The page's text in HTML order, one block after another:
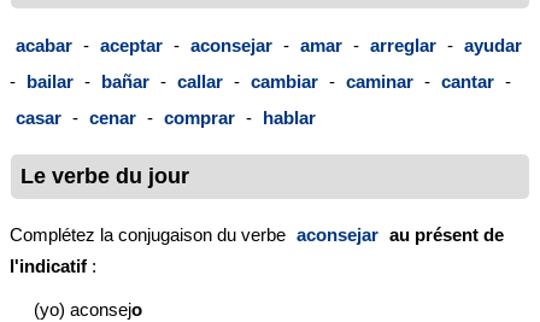
acabar - aceptar - aconsejar - amar - arreglar - ayudar
- bailar - bañar - callar - cambiar - caminar - cantar -
casar - cenar - comprar - hablar
Le verbe du jour
Complétez la conjugaison du verbe aconsejar au présent de
l'indicatif :
(yo) aconsejo